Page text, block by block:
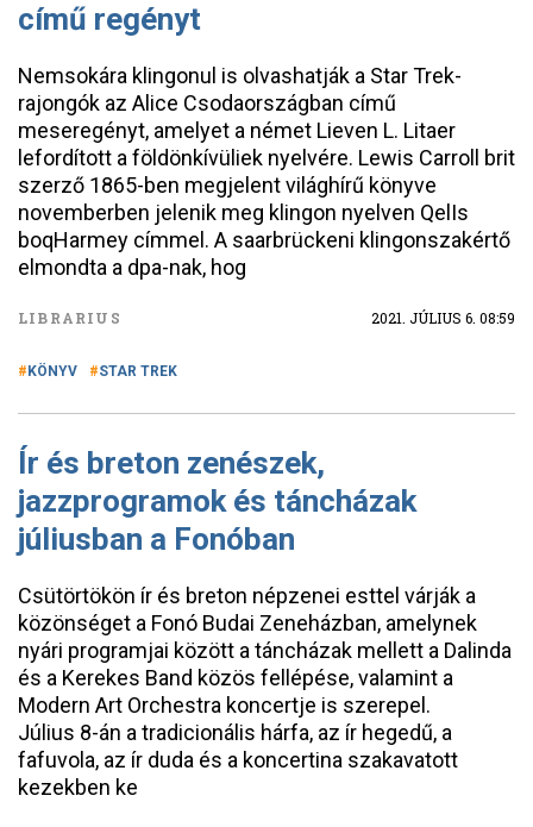
című regényt
Nemsokára klingonul is olvashatják a Star Trek-
rajongók az Alice Csodaországban című
meseregényt, amelyet a német Lieven L. Litaer
lefordított a földönkívüliek nyelvére. Lewis Carroll brit
szerző 1865-ben megjelent világhírű könyve
novemberben jelenik meg klingon nyelven QelIs
boqHarmey címmel. A saarbrückeni klingonszakértő
elmondta a dpa-nak, hog
LIBRARIUS 2021. JÚLIUS 6. 08:59
KÖNYV STAR TREK
Ír és breton zenészek,
jazzprogramok és táncházak
júliusban a Fonóban
Csütörtökön ír és breton népzenei esttel várják a
közönséget a Fonó Budai Zeneházban, amelynek
nyári programjai között a táncházak mellett a Dalinda
és a Kerekes Band közös fellépése, valamint a
Modern Art Orchestra koncertje is szerepel.
Július 8-án a tradicionális hárfa, az ír hegedű, a
fafuvola, az ír duda és a koncertina szakavatott
kezekben ke